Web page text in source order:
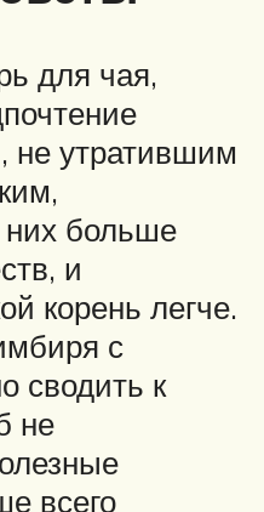
для чая,
не утратившим
больше
и
корень легче.
с
сводить к
не
всего